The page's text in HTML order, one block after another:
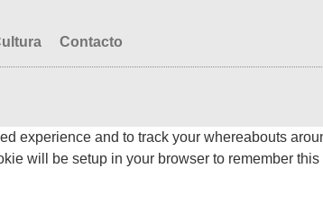
Contacto
experience and to track your whereabouts
will be setup in your browser to remember this